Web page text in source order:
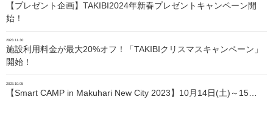
【プレゼント企画】TAKIBI2024年新春プレゼントキャンペーン開
始！
2023.11.30
施設利用料金が最大20%オフ！「TAKIBIクリスマスキャンペーン」
開始！
2023.10.05
【Smart CAMP in Makuhari New City 2023】10月14日(土)～15…